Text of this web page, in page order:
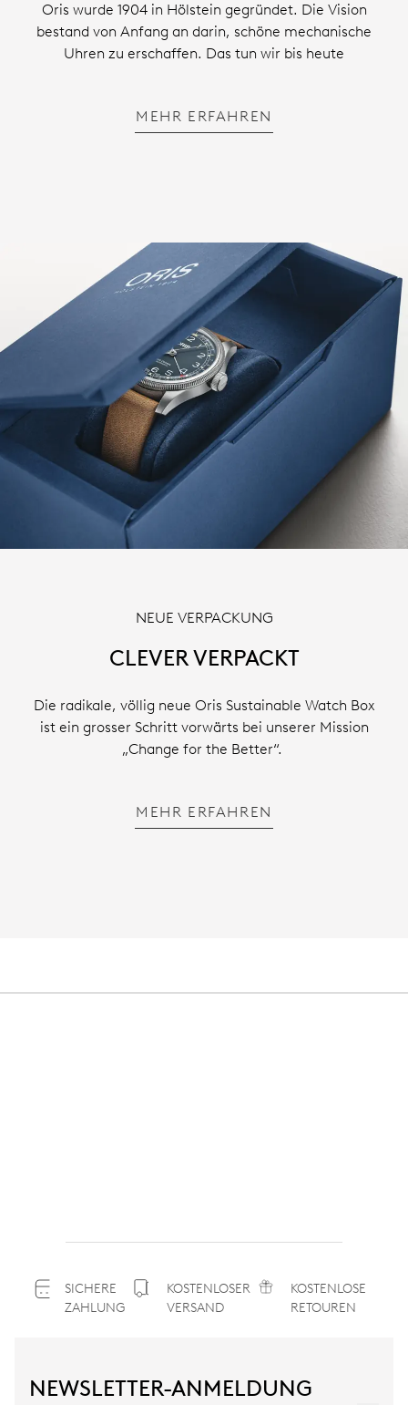
Oris wurde 1904 in Hölstein gegründet. Die Vision
bestand von Anfang an darin, schöne mechanische
Uhren zu erschaffen. Das tun wir bis heute
MEHR ERFAHREN
NEUE VERPACKUNG
CLEVER VERPACKT
Die radikale, völlig neue Oris Sustainable Watch Box
ist ein grosser Schritt vorwärts bei unserer Mission
„Change for the Better“.
MEHR ERFAHREN
SICHERE
ZAHLUNG
KOSTENLOSER
VERSAND
KOSTENLOSE
RETOUREN
NEWSLETTER-ANMELDUNG